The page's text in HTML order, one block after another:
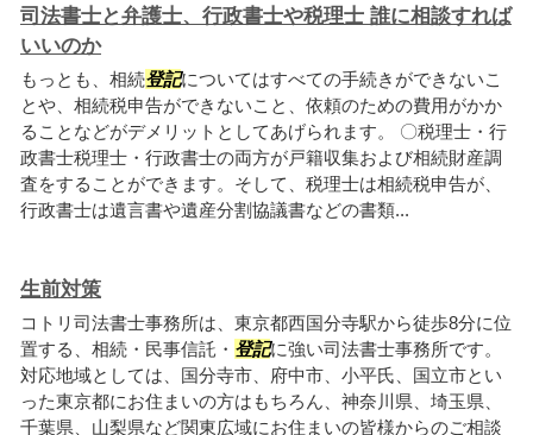
司法書士と弁護士、行政書士や税理士 誰に相談すれば
いいのか
もっとも、相続登記についてはすべての手続きができないこ
とや、相続税申告ができないこと、依頼のための費用がかか
ることなどがデメリットとしてあげられます。 〇税理士・行
政書士税理士・行政書士の両方が戸籍収集および相続財産調
査をすることができます。そして、税理士は相続税申告が、
行政書士は遺言書や遺産分割協議書などの書類...
生前対策
コトリ司法書士事務所は、東京都西国分寺駅から徒歩8分に位
置する、相続・民事信託・ 登記に強い司法書士事務所です。
対応地域としては、国分寺市、府中市、小平氏、国立市とい
った東京都にお住まいの方はもちろん、神奈川県、埼玉県、
千葉県、山梨県など関東広域にお住まいの皆様からのご相談